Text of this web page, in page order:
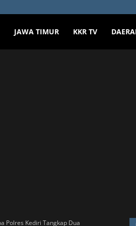
JAWA TIMUR KKR TV
Polres Kediri Tangkap Dua